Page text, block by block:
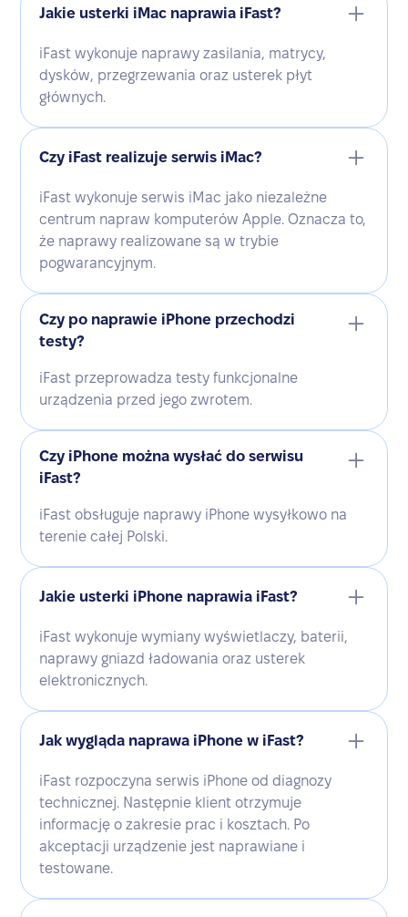
Jakie usterki iMac naprawia iFast?
iFast wykonuje naprawy zasilania, matrycy,
dysków, przegrzewania oraz usterek płyt
głównych.
Czy iFast realizuje serwis iMac?
iFast wykonuje serwis iMac jako niezależne
centrum napraw komputerów Apple. Oznacza to,
że naprawy realizowane są w trybie
pogwarancyjnym.
Czy po naprawie iPhone przechodzi
testy?
iFast przeprowadza testy funkcjonalne
urządzenia przed jego zwrotem.
Czy iPhone można wysłać do serwisu
iFast?
iFast obsługuje naprawy iPhone wysyłkowo na
terenie całej Polski.
Jakie usterki iPhone naprawia iFast?
iFast wykonuje wymiany wyświetlaczy, baterii,
naprawy gniazd ładowania oraz usterek
elektronicznych.
Jak wygląda naprawa iPhone w iFast?
iFast rozpoczyna serwis iPhone od diagnozy
technicznej. Następnie klient otrzymuje
informację o zakresie prac i kosztach. Po
akceptacji urządzenie jest naprawiane i
testowane.